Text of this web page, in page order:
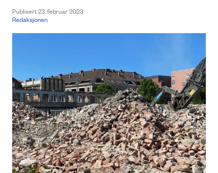
Publisert 23. februar 2023
Redaksjonen